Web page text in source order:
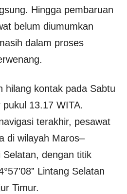
Hingga pembaruan
belum diumumkan
dalam proses
hilang kontak pada Sabtu
13.17 WITA.
terakhir, pesawat
di wilayah Maros–
Selatan, dengan titik
Lintang Selatan
Timur.